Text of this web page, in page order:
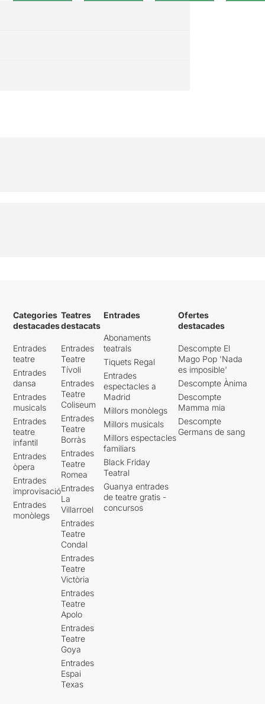
Categories
destacades
Entrades
teatre
Entrades
dansa
Entrades
musicals
Entrades
teatre
infantil
Entrades
òpera
Entrades
improvisació
Entrades
monòlegs
Teatres
destacats
Entrades
Teatre
Tívoli
Entrades
Teatre
Coliseum
Entrades
Teatre
Borràs
Entrades
Teatre
Romea
Entrades
La
Villarroel
Entrades
Teatre
Condal
Entrades
Teatre
Victòria
Entrades
Teatre
Apolo
Entrades
Teatre
Goya
Entrades
Espai
Texas
Entrades
Abonaments
teatrals
Tiquets Regal
Entrades
espectacles a
Madrid
Millors monòlegs
Millors musicals
Millors espectacles
familiars
Black Friday
Teatral
Guanya entrades
de teatre gratis -
concursos
Ofertes
destacades
Descompte El
Mago Pop 'Nada
es imposible'
Descompte Ànima
Descompte
Mamma mia
Descompte
Germans de sang